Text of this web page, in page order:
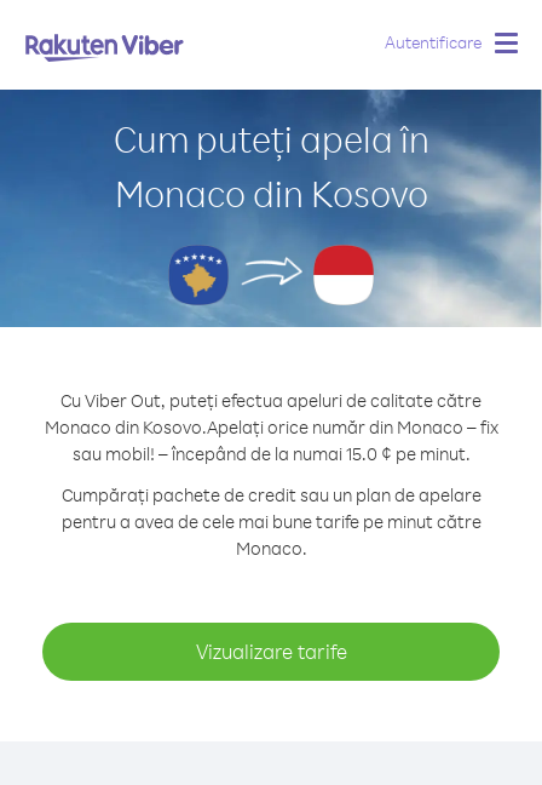
Autentificare
Cum puteți apela în
Monaco din Kosovo
Cu Viber Out, puteți efectua apeluri de calitate către
Monaco din Kosovo.Apelați orice număr din Monaco – fix
sau mobil! – începând de la numai 15.0 ¢ pe minut.
Cumpărați pachete de credit sau un plan de apelare
pentru a avea de cele mai bune tarife pe minut către
Monaco.
Vizualizare tarife